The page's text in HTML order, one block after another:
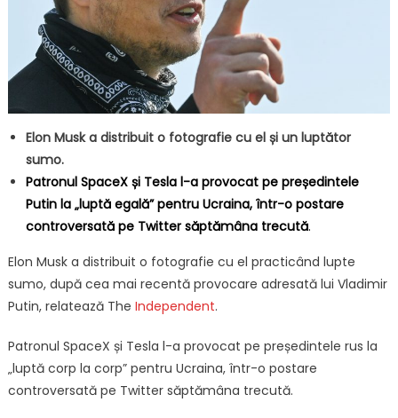
Elon Musk a distribuit o fotografie cu el și un luptător
sumo.
Patronul SpaceX și Tesla l-a provocat pe președintele
Putin la „luptă egală” pentru Ucraina, într-o postare
controversată pe Twitter săptămâna trecută.
Elon Musk a distribuit o fotografie cu el practicând lupte
sumo, după cea mai recentă provocare adresată lui Vladimir
Putin, relatează The Independent.
Patronul SpaceX și Tesla l-a provocat pe președintele rus la
„luptă corp la corp” pentru Ucraina, într-o postare
controversată pe Twitter săptămâna trecută.